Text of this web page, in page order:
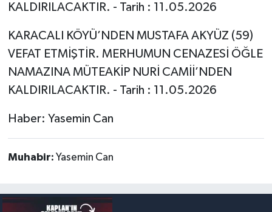
KALDIRILACAKTIR. - Tarih : 11.05.2026
KARACALI KÖYÜ’NDEN MUSTAFA AKYÜZ (59)
VEFAT ETMİŞTİR. MERHUMUN CENAZESİ ÖĞLE
NAMAZINA MÜTEAKİP NURİ CAMİİ’NDEN
KALDIRILACAKTIR. - Tarih : 11.05.2026
Haber: Yasemin Can
Muhabir: Yasemin Can